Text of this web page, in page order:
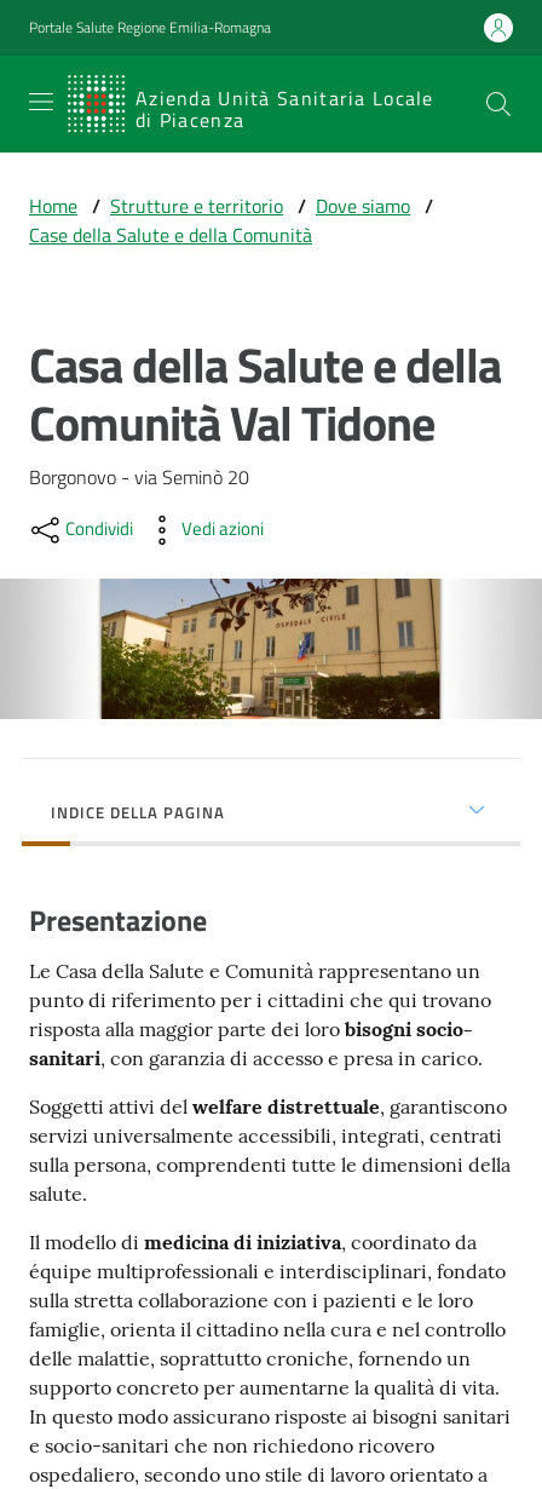
Vai al contenuto
Vai alla navigazione
Vai al footer
Portale Salute Regione Emilia-Romagna
Azienda Unità Sanitaria Locale
di Piacenza
SERVIZIO
SANITARIO
Emilia-
Romagna
Prestazioni
e
percorsi
di
cura
Strutture
Studiare
a
Piacenza
Costruiamo
Salute
Novità
Scuole
Imprese
ed Enti
Home / Strutture e territorio / Dove siamo /
Case della Salute e della Comunità
Salta al contenuto
Casa della Salute e della
Comunità Val Tidone
Borgonovo - via Seminò 20
Condividi Vedi azioni
INDICE DELLA PAGINA
Presentazione
Le Casa della Salute e Comunità rappresentano un
punto di riferimento per i cittadini che qui trovano
risposta alla maggior parte dei loro bisogni socio-
sanitari, con garanzia di accesso e presa in carico.
Soggetti attivi del welfare distrettuale, garantiscono
servizi universalmente accessibili, integrati, centrati
sulla persona, comprendenti tutte le dimensioni della
salute.
Il modello di medicina di iniziativa, coordinato da
équipe multiprofessionali e interdisciplinari, fondato
sulla stretta collaborazione con i pazienti e le loro
famiglie, orienta il cittadino nella cura e nel controllo
delle malattie, soprattutto croniche, fornendo un
supporto concreto per aumentarne la qualità di vita.
In questo modo assicurano risposte ai bisogni sanitari
e socio-sanitari che non richiedono ricovero
ospedaliero, secondo uno stile di lavoro orientato a